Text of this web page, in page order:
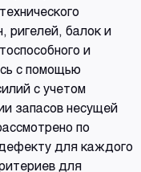
ригелей, балок и
и
с помощью
с учетом
запасов несущей
по
для каждого
для